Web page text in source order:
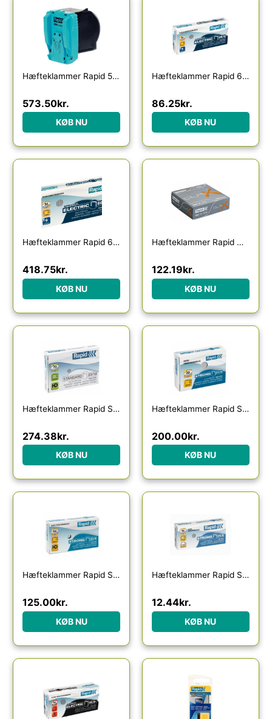
Hæfteklammer Rapid 5080 kassette 5000stk/pak
573.50kr.
KØB NU
Hæfteklammer Rapid 66/6 galvaniseret æske a 5.000 stk.
86.25kr.
KØB NU
Hæfteklammer Rapid 66/7 galvaniseret æske a 5.000 stk.
418.75kr.
KØB NU
Hæfteklammer Rapid DUAX 1000stk 2-170 ar
122.19kr.
KØB NU
Hæfteklammer Rapid Standard 23/10 galvaniseret æske a 1.000 stk.
274.38kr.
KØB NU
Hæfteklammer Rapid Strong 21/4 galvaniseret æske a 1.000 stk.
200.00kr.
KØB NU
Hæfteklammer Rapid Strong 23/8 galvaniseret æske á 1.000 stk.
125.00kr.
KØB NU
Hæfteklammer Rapid Strong 24/6 galvaniseret æske a 1.000 stk.
12.44kr.
KØB NU